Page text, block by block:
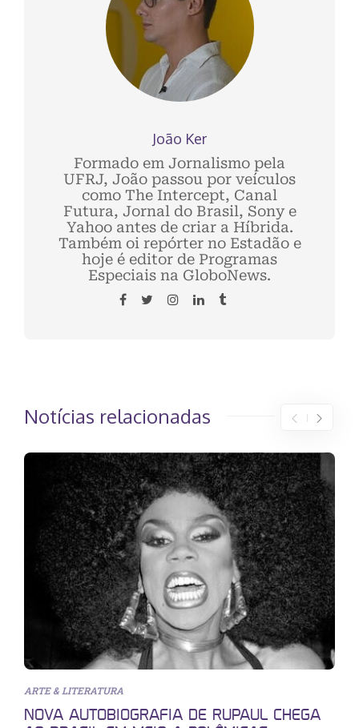
João Ker
Formado em Jornalismo pela
UFRJ, João passou por veículos
como The Intercept, Canal
Futura, Jornal do Brasil, Sony e
Yahoo antes de criar a Híbrida.
Também oi repórter no Estadão e
hoje é editor de Programas
Especiais na GloboNews.
Notícias relacionadas
ARTE & LITERATURA
NOVA AUTOBIOGRAFIA DE RUPAUL CHEGA